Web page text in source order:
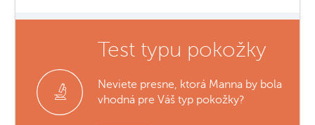
Test typu pokožky
Neviete presne, ktorá Manna by bola
vhodná pre Váš typ pokožky?